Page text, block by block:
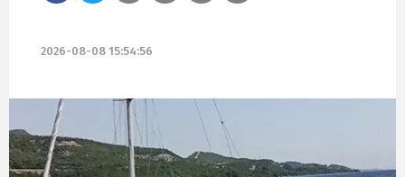
2026-08-08 15:54:56